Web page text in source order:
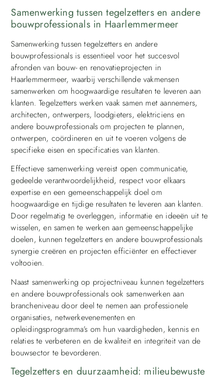
Samenwerking tussen tegelzetters en andere
bouwprofessionals in Haarlemmermeer
Samenwerking tussen tegelzetters en andere
bouwprofessionals is essentieel voor het succesvol
afronden van bouw- en renovatieprojecten in
Haarlemmermeer, waarbij verschillende vakmensen
samenwerken om hoogwaardige resultaten te leveren aan
klanten. Tegelzetters werken vaak samen met aannemers,
architecten, ontwerpers, loodgieters, elektriciens en
andere bouwprofessionals om projecten te plannen,
ontwerpen, coördineren en uit te voeren volgens de
specifieke eisen en specificaties van klanten.
Effectieve samenwerking vereist open communicatie,
gedeelde verantwoordelijkheid, respect voor elkaars
expertise en een gemeenschappelijk doel om
hoogwaardige en tijdige resultaten te leveren aan klanten.
Door regelmatig te overleggen, informatie en ideeën uit te
wisselen, en samen te werken aan gemeenschappelijke
doelen, kunnen tegelzetters en andere bouwprofessionals
synergie creëren en projecten efficiënter en effectiever
voltooien.
Naast samenwerking op projectniveau kunnen tegelzetters
en andere bouwprofessionals ook samenwerken aan
brancheniveau door deel te nemen aan professionele
organisaties, netwerkevenementen en
opleidingsprogramma’s om hun vaardigheden, kennis en
relaties te verbeteren en de kwaliteit en integriteit van de
bouwsector te bevorderen.
Tegelzetters en duurzaamheid: milieubewuste